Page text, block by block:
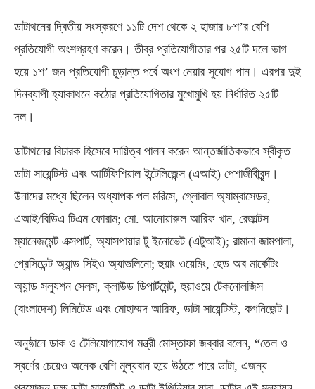
ডাটাথনের দ্বিতীয় সংস্করণে ১১টি দেশ থেকে ২ হাজার ৮শ’র বেশি
প্রতিযোগী অংশগ্রহণ করেন। তীব্র প্রতিযোগীতার পর ২৫টি দলে ভাগ
হয়ে ১শ’ জন প্রতিযোগী চূড়ান্ত পর্বে অংশ নেয়ার সুযোগ পান। এরপর দুই
দিনব্যাপী হ্যাকাথনে কঠোর প্রতিযোগিতার মুখোমুখি হয় নির্ধারিত ২৫টি
দল।
ডাটাথনের বিচারক হিসেবে দায়িত্ব পালন করেন আন্তর্জাতিকভাবে স্বীকৃত
ডাটা সায়েন্টিস্ট এবং আর্টিফিশিয়াল ইন্টেলিজেন্স (এআই) পেশাজীবীবৃন্দ।
উনাদের মধ্যে ছিলেন অধ্যাপক পল মরিসে, গ্লোবাল অ্যাম্বাসেডর,
এআই/বিডিএ টিএম ফোরাম; মো. আনোয়ারুল আরিফ খান, রেজাল্টস
ম্যানেজমেন্ট এক্সপার্ট, অ্যাসপায়ার টু ইনোভেট (এটুআই); রামানা জামপালা,
প্রেসিডেন্ট অ্যান্ড সিইও অ্যাভলিনো; হুয়াং ওয়েমিং, হেড অব মার্কেটিং
অ্যান্ড সল্যুশন সেলস, ক্লাউড ডিপার্টমেন্ট, হুয়াওয়ে টেকনোলজিস
(বাংলাদেশ) লিমিটেড এবং মোহাম্মদ আরিফ, ডাটা সায়েন্টিস্ট, কগনিজেন্ট।
অনুষ্ঠানে ডাক ও টেলিযোগাযোগ মন্ত্রী মোস্তাফা জব্বার বলেন, “তেল ও
স্বর্ণের চেয়েও অনেক বেশি মূল্যবান হয়ে উঠতে পারে ডাটা, এজন্য